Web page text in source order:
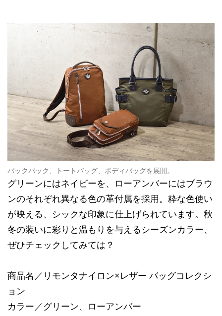
バックパック、トートバッグ、ボディバッグを展開。
グリーンにはネイビーを、ローアンバーにはブラウ
ンのそれぞれ異なる色の革付属を採用。粋な色使い
が映える、シックな印象に仕上げられています。秋
冬の装いに彩りと温もりを与えるシーズンカラー、
ぜひチェックしてみては？
商品名／リモンタナイロン×レザー バッグコレクシ
ョン
カラー／グリーン、ローアンバー